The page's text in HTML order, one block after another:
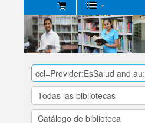
Biblioteca
Central
EsSalud